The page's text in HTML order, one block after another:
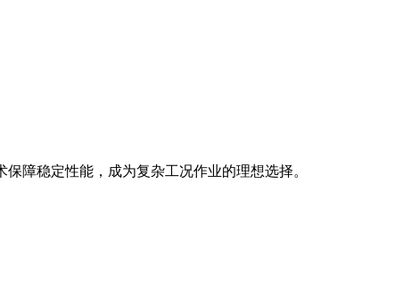
障稳定性能，成为复杂工况作业的理想选择。